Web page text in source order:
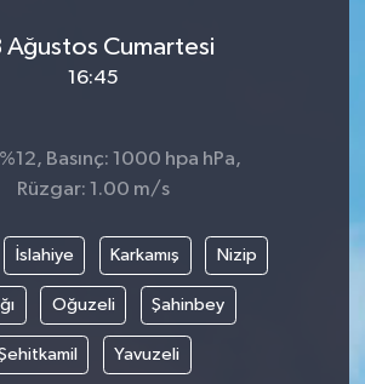
Ağustos Cumartesi
16:45
Basınç: 1000 hpa hPa,
Rüzgar: 1.00 m/s
İslahiye Karkamış Nizip
Oğuzeli Şahinbey
Yavuzeli